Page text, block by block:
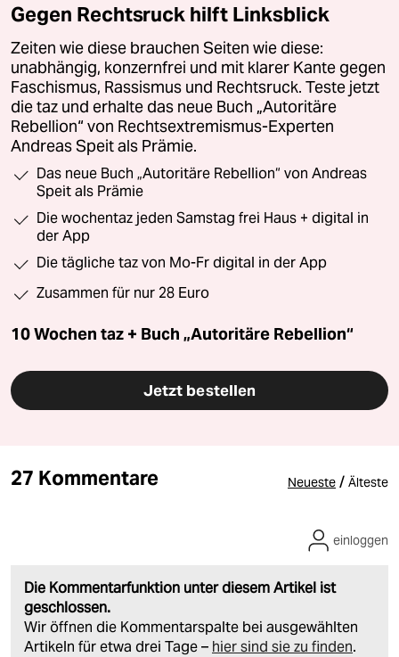
Gegen Rechtsruck hilft Linksblick
Zeiten wie diese brauchen Seiten wie diese:
unabhängig, konzernfrei und mit klarer Kante gegen
Faschismus, Rassismus und Rechtsruck. Teste jetzt
die taz und erhalte das neue Buch „Autoritäre
Rebellion“ von Rechtsextremismus-Experten
Andreas Speit als Prämie.
Das neue Buch „Autoritäre Rebellion“ von Andreas
Speit als Prämie
Die wochentaz jeden Samstag frei Haus + digital in
der App
Die tägliche taz von Mo-Fr digital in der App
Zusammen für nur 28 Euro
10 Wochen taz + Buch „Autoritäre Rebellion“
Jetzt bestellen
27 Kommentare Neueste / Älteste
Die Kommentarfunktion unter diesem Artikel ist
geschlossen.
Wir öffnen die Kommentarspalte bei ausgewählten
Artikeln für etwa drei Tage – hier sind sie zu finden.
einloggen